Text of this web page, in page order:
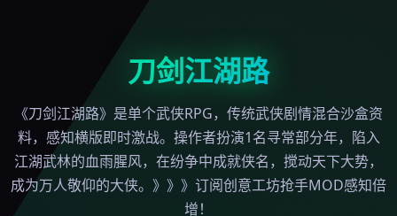
刀剑江湖路
《刀剑江湖路》是单个武侠RPG，传统武侠剧情混合沙盒资
料，感知横版即时激战。操作者扮演1名寻常部分年，陷入
江湖武林的血雨腥风，在纷争中成就侠名，搅动天下大势，
成为万人敬仰的大侠。》》》订阅创意工坊抢手MOD感知倍
增！